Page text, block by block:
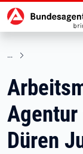
zu den
Düren